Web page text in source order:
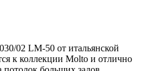
02 LM-50 от итальянской
к коллекции Molto и отлично